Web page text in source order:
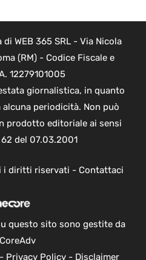
WEB 365 SRL - Via Nicola
(RM) - Codice Fiscale e
12279101005
giornalistica, in quanto
periodicità. Non può
prodotto editoriale ai sensi
del 07.03.2001
i diritti riservati - Contattaci
questo sito sono gestite da
Privacy Policy- Disclaimer